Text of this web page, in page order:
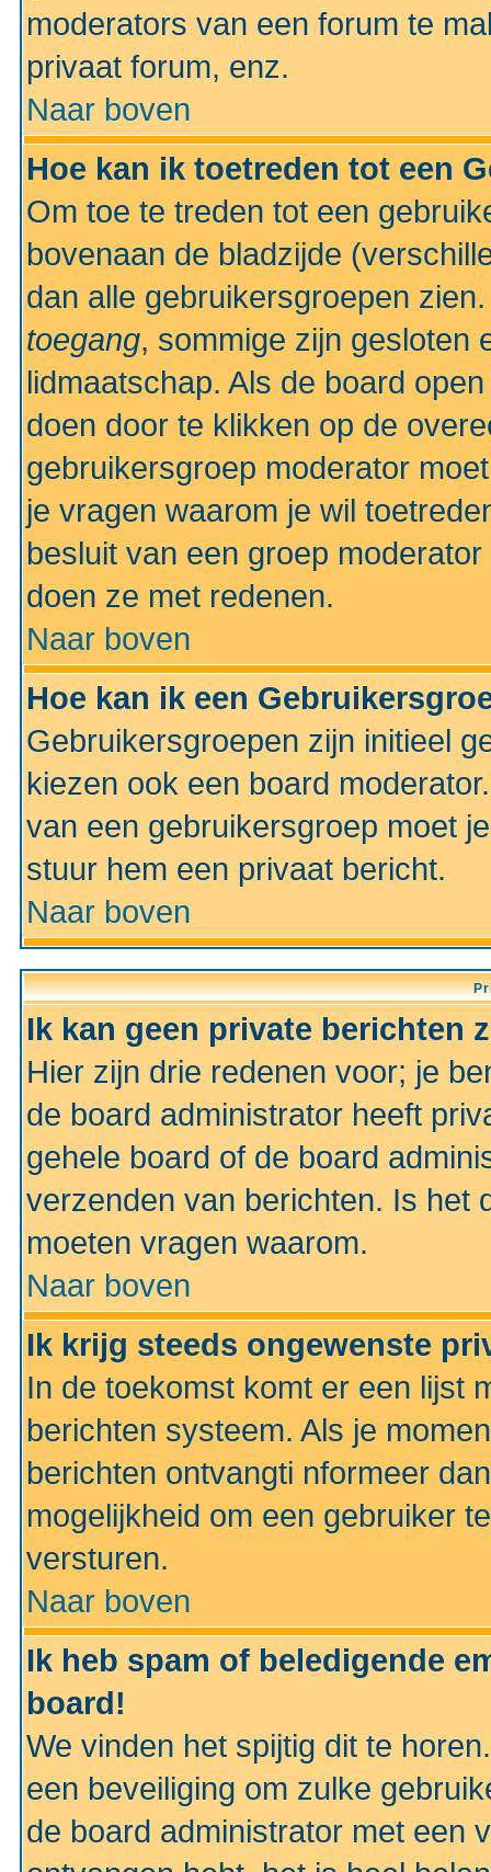
moderators van een forum te
privaat forum, enz.
Naar boven
Hoe kan ik toetreden tot een
Om toe te treden tot een
bovenaan de bladzijde
dan alle gebruikersgroepen
toegang, sommige zijn gesloten
lidmaatschap. Als de board
doen door te klikken op de
gebruikersgroep moderator
je vragen waarom je wil
besluit van een groep
doen ze met redenen.
Naar boven
Hoe kan ik een
Gebruikersgroepen zijn initieel
kiezen ook een board
van een gebruikersgroep moet
stuur hem een privaat bericht.
Naar boven
Ik kan geen private berichten
Hier zijn drie redenen voor; je
de board administrator heeft
gehele board of de board
verzenden van berichten. Is het
moeten vragen waarom.
Naar boven
Ik krijg steeds ongewenste
In de toekomst komt er een lijst
berichten systeem. Als je
berichten ontvangti nformeer
mogelijkheid om een gebruiker
versturen.
Naar boven
Ik heb spam of beledigende
board!
We vinden het spijtig dit te
een beveiliging om zulke
de board administrator met een